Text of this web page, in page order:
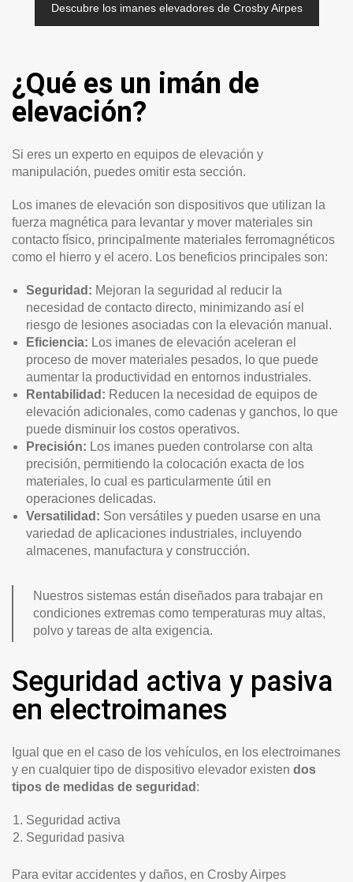
Descubre los imanes elevadores de Crosby Airpes
¿Qué es un imán de
elevación?
Si eres un experto en equipos de elevación y
manipulación, puedes omitir esta sección.
Los imanes de elevación son dispositivos que utilizan la
fuerza magnética para levantar y mover materiales sin
contacto físico, principalmente materiales ferromagnéticos
como el hierro y el acero. Los beneficios principales son:
Seguridad: Mejoran la seguridad al reducir la
necesidad de contacto directo, minimizando así el
riesgo de lesiones asociadas con la elevación manual.
Eficiencia: Los imanes de elevación aceleran el
proceso de mover materiales pesados, lo que puede
aumentar la productividad en entornos industriales.
Rentabilidad: Reducen la necesidad de equipos de
elevación adicionales, como cadenas y ganchos, lo que
puede disminuir los costos operativos.
Precisión: Los imanes pueden controlarse con alta
precisión, permitiendo la colocación exacta de los
materiales, lo cual es particularmente útil en
operaciones delicadas.
Versatilidad: Son versátiles y pueden usarse en una
variedad de aplicaciones industriales, incluyendo
almacenes, manufactura y construcción.
Nuestros sistemas están diseñados para trabajar en
condiciones extremas como temperaturas muy altas,
polvo y tareas de alta exigencia.
Seguridad activa y pasiva
en electroimanes
Igual que en el caso de los vehículos, en los electroimanes
y en cualquier tipo de dispositivo elevador existen dos
tipos de medidas de seguridad :
Seguridad activa
Seguridad pasiva
Para evitar accidentes y daños, en Crosby Airpes